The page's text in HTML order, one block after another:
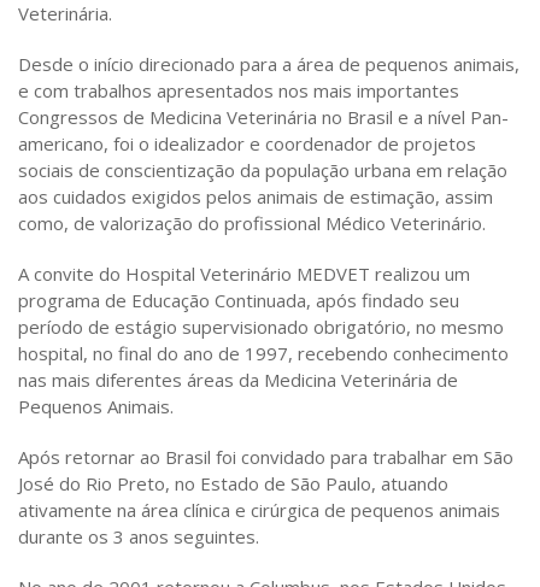
Veterinária.
Desde o início direcionado para a área de pequenos animais,
e com trabalhos apresentados nos mais importantes
Congressos de Medicina Veterinária no Brasil e a nível Pan-
americano, foi o idealizador e coordenador de projetos
sociais de conscientização da população urbana em relação
aos cuidados exigidos pelos animais de estimação, assim
como, de valorização do profissional Médico Veterinário.
A convite do Hospital Veterinário MEDVET realizou um
programa de Educação Continuada, após findado seu
período de estágio supervisionado obrigatório, no mesmo
hospital, no final do ano de 1997, recebendo conhecimento
nas mais diferentes áreas da Medicina Veterinária de
Pequenos Animais.
Após retornar ao Brasil foi convidado para trabalhar em São
José do Rio Preto, no Estado de São Paulo, atuando
ativamente na área clínica e cirúrgica de pequenos animais
durante os 3 anos seguintes.